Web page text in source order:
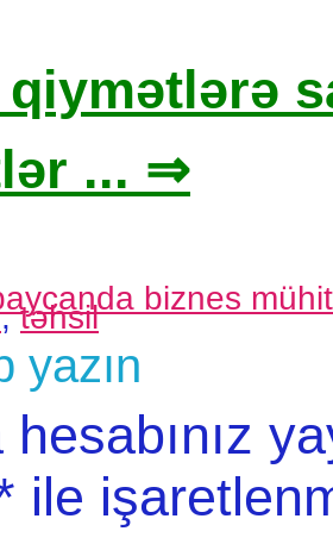
... ⇒
biznes
,təhsil
yazın
ile